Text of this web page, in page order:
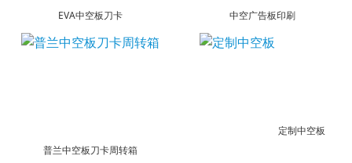
EVA中空板刀卡 中空广告板印刷
普兰中空板刀卡周转箱
定制中空板